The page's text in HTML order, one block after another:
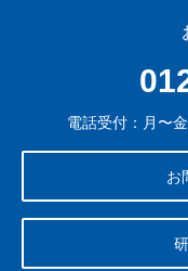
電話受付：月〜
お